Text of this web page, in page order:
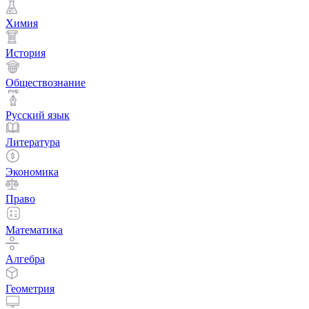
Химия
История
Обществознание
Русский язык
Литература
Экономика
Право
Математика
Алгебра
Геометрия